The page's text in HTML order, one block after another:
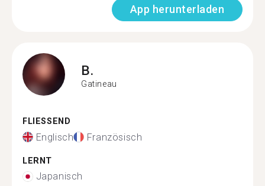
App herunterladen
B.
Gatineau
FLIESSEND
Englisch Französisch
LERNT
Japanisch